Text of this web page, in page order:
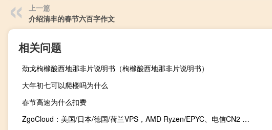
上一篇
介绍清丰的春节六百字作文
相关问题
劲戈枸橼酸西地那非片说明书（枸橼酸西地那非片说明书）
大年初七可以爬楼吗为什么
春节高速为什么扣费
ZgoCloud：美国/日本/德国/荷兰VPS，AMD Ryzen/EPYC、电信CN2 GIA+联通CUII+移动CMIN2高端线路、大硬盘VPS